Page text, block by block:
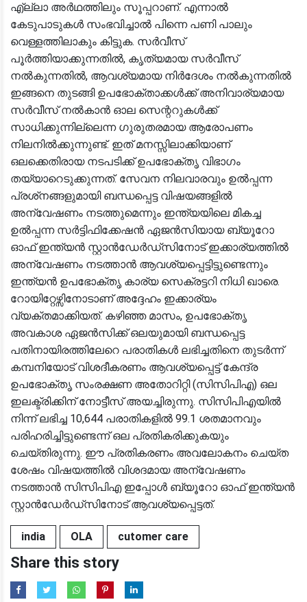
എ്ല്ലാ അര്‍ഥത്തിലും സൂപ്പറാണ്. എന്നാല്‍
കേടുപാടുകള്‍ സംഭവിച്ചാല്‍ പിന്നെ പണി പാലും
വെള്ളത്തിലാകും കിട്ടുക. സര്‍വീസ്
പൂര്‍ത്തിയാക്കുന്നതില്‍, കൃത്യമായ സര്‍വീസ്
നല്‍കുന്നതില്‍, ആവശ്യമായ നിര്‍ദേശം നല്‍കുന്നതില്‍
ഇങ്ങനെ തുടങ്ങി ഉപഭോക്താക്കള്‍ക്ക് അനിവാര്യമായ
സര്‍വീസ് നല്‍കാന്‍ ഓല സെന്ററുകള്‍ക്ക്
സാധിക്കുന്നില്ലെന്ന ഗുരുതരമായ ആരോപണം
നിലനില്‍ക്കുന്നുണ്ട്. ഇത് മനസ്സിലാക്കിയാണ്
ഒലക്കെതിരായ നടപടിക്ക് ഉപഭോക്തൃ വിഭാഗം
തയ്യാറെടുക്കുന്നത്. സേവന നിലവാരവും ഉല്‍പ്പന്ന
പ്രശ്‌നങ്ങളുമായി ബന്ധപ്പെട്ട വിഷയങ്ങളില്‍
അന്വേഷണം നടത്തുമെന്നും ഇന്ത്യയിലെ മികച്ച
ഉല്‍പ്പന്ന സര്‍ട്ടിഫിക്കേഷന്‍ ഏജന്‍സിയായ ബ്യൂറോ
ഓഫ് ഇന്ത്യന്‍ സ്റ്റാന്‍ഡേര്‍ഡ്സിനോട് ഇക്കാര്യത്തില്‍
അന്വേഷണം നടത്താന്‍ ആവശ്യപ്പെട്ടിട്ടുണ്ടെന്നും
ഇന്ത്യന്‍ ഉപഭോക്തൃ കാര്യ സെക്രട്ടറി നിധി ഖാരെ.
റോയിറ്റേഴ്സിനോടാണ് അദ്ദേഹം ഇക്കാര്യം
വ്യക്തമാക്കിയത്. കഴിഞ്ഞ മാസം, ഉപഭോക്തൃ
അവകാശ ഏജന്‍സിക്ക് ഒലയുമായി ബന്ധപ്പെട്ട
പതിനായിരത്തിലേറെ പരാതികള്‍ ലഭിച്ചതിനെ തുടര്‍ന്ന്
കമ്പനിയോട് വിശദീകരണം ആവശ്യപ്പെട്ട് കേന്ദ്ര
ഉപഭോക്തൃ സംരക്ഷണ അതോറിറ്റി (സിസിപിഎ) ഒല
ഇലക്ട്രിക്കിന് നോട്ടീസ് അയച്ചിരുന്നു. സിസിപിഎയില്‍
നിന്ന് ലഭിച്ച 10,644 പരാതികളില്‍ 99.1 ശതമാനവും
പരിഹരിച്ചിട്ടുണ്ടെന്ന് ഒല പ്രതികരിക്കുകയും
ചെയ്തിരുന്നു. ഈ പ്രതികരണം അവലോകനം ചെയ്ത
ശേഷം വിഷയത്തില്‍ വിശദമായ അന്വേഷണം
നടത്താന്‍ സിസിപിഎ ഇപ്പോള്‍ ബ്യൂറോ ഓഫ് ഇന്ത്യന്‍
സ്റ്റാന്‍ഡേര്‍ഡ്‌സിനോട് ആവശ്യപ്പെട്ടത്.
india OLA cutomer care
Share this story